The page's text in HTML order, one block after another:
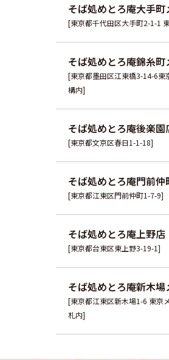
そば処めとろ庵大手
[東京都千代田区大手町2-1-1
そば処めとろ庵錦糸
[東京都墨田区江東橋3-14-6東
構内]
そば処めとろ庵後楽園
[東京都文京区春日1-1-18]
そば処めとろ庵門前仲
[東京都江東区門前仲町1-7-9]
そば処めとろ庵上野店
[東京都台東区東上野3-19-1]
そば処めとろ庵新木
[東京都江東区新木場1-6 東京
札内]